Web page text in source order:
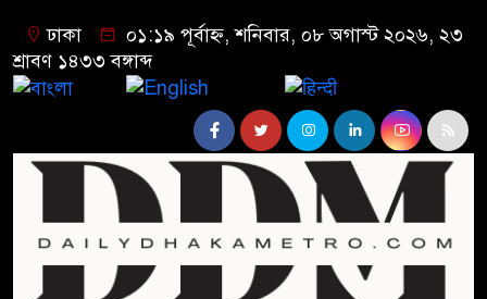
ঢাকা
০১:১৯ পূর্বাহ্ন, শনিবার, ০৮ অগাস্ট ২০২৬, ২৩
শ্রাবণ ১৪৩৩ বঙ্গাব্দ